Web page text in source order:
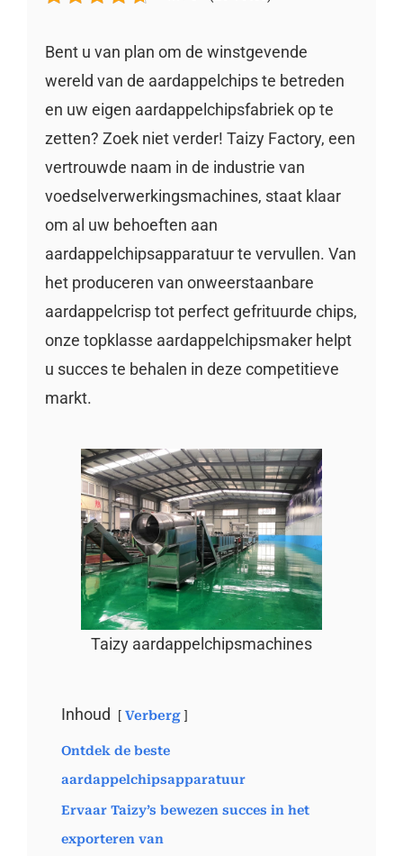
Bent u van plan om de winstgevende
wereld van de aardappelchips te betreden
en uw eigen aardappelchipsfabriek op te
zetten? Zoek niet verder! Taizy Factory, een
vertrouwde naam in de industrie van
voedselverwerkingsmachines, staat klaar
om al uw behoeften aan
aardappelchipsapparatuur te vervullen. Van
het produceren van onweerstaanbare
aardappelcrisp tot perfect gefrituurde chips,
onze topklasse aardappelchipsmaker helpt
u succes te behalen in deze competitieve
markt.
Taizy aardappelchipsmachines
Inhoud Verberg
Ontdek de beste
aardappelchipsapparatuur
Ervaar Taizy’s bewezen succes in het
exporteren van